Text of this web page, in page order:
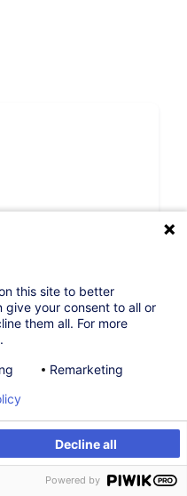
sur mesure
mesure
this site to better
give your consent to all or
them all. For more
Remarketing
Decline all
Powered by